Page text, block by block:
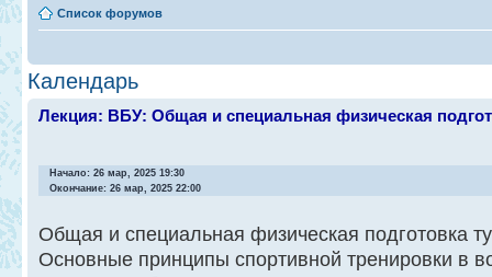
Список форумов
Календарь
Лекция: ВБУ: Общая и специальная физическая
Начало: 26 мар, 2025 19:30
Окончание: 26 мар, 2025 22:00
Общая и специальная физическая подготовка
Основные принципы спортивной тренировки в